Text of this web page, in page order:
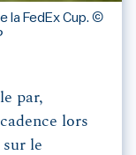
la FedEx Cup. ©
par,
lors
le